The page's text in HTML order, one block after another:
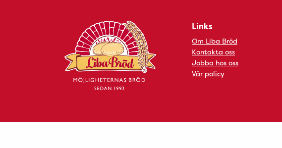
Links
Om Liba Bröd
Kontakta oss
Jobba hos oss
Vår policy